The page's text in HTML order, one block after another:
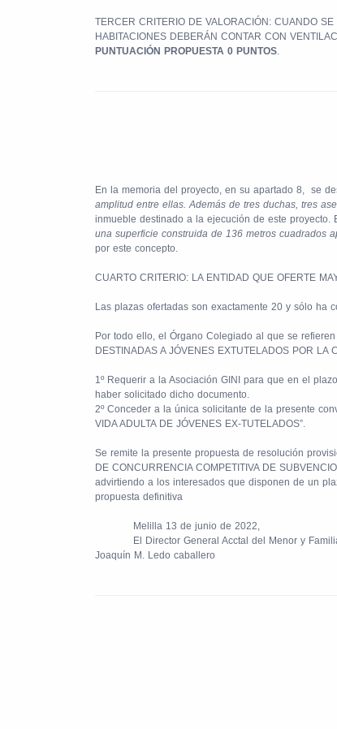
TERCER CRITERIO DE VALORACIÓN: CUANDO
HABITACIONES DEBERÁN CONTAR CON
PUNTUACIÓN PROPUESTA 0 PUNTOS
En la memoria del proyecto, en su apartado 8, se
amplitud entre ellas. Además de tres duchas, tres
inmueble destinado a la ejecución de este
una superficie construida de 136 metros cuadrados
por este concepto.
CUARTO CRITERIO: LA ENTIDAD QUE OFERTE
Las plazas ofertadas son exactamente 20 y sólo ha
Por todo ello, el Órgano Colegiado al que se refieren
DESTINADAS A JÓVENES EXTUTELADOS POR
1º Requerir a la Asociación GINI para que en el
haber solicitado dicho documento.
2º Conceder a la única solicitante de la presente
VIDA ADULTA DE JÓVENES EX-TUTELADOS”.
Se remite la presente propuesta de resolución
DE CONCURRENCIA COMPETITIVA DE
advirtiendo a los interesados que disponen de un
propuesta definitiva
Melilla 13 de junio de 2022,
El Director General Acctal del Menor y
Joaquín M. Ledo caballero